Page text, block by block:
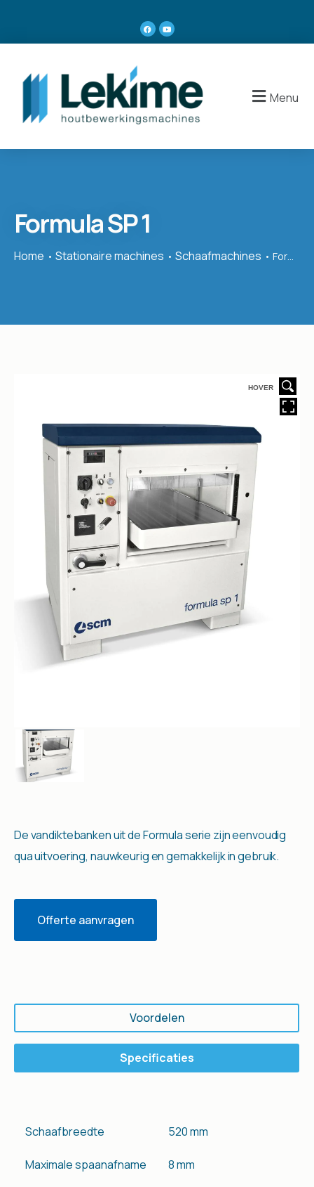
Menu
Formula SP 1
Home Stationaire machines Schaafmachines Formula SP 1
HOVER
De vandiktebanken uit de Formula serie zijn eenvoudig
qua uitvoering, nauwkeurig en gemakkelijk in gebruik.
Offerte aanvragen
Specificaties
Voordelen
Schaafbreedte 520 mm
Maximale spaanafname 8 mm